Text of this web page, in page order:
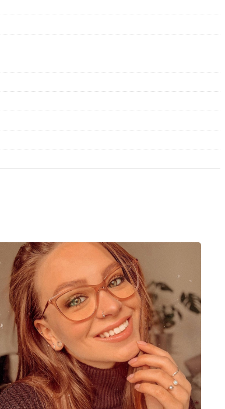
Anleitung.